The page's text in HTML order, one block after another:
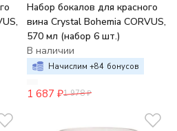
Набор бокалов для красного
вина Crystal Bohemia CORVUS,
570 мл (набор 6 шт.)
В наличии
Начислим +84 бонусов
1 687 ₽1 978 ₽